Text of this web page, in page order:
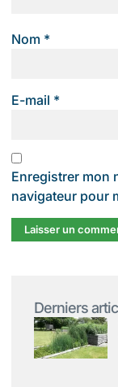
Nom *
E-mail *
Enregistrer mon
navigateur pour
Derniers